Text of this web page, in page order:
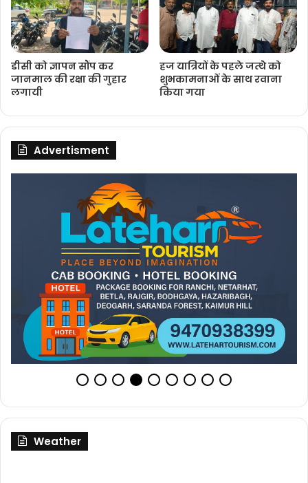
डीसी को ज्ञापन सौंप कर
जानमाल की रक्षा की गुहार
लगायी
हज यात्रियों के पहले जत्‍थेे को
शुभकामनाओं के साथ रवाना
किया गया
Advertisment
Weather